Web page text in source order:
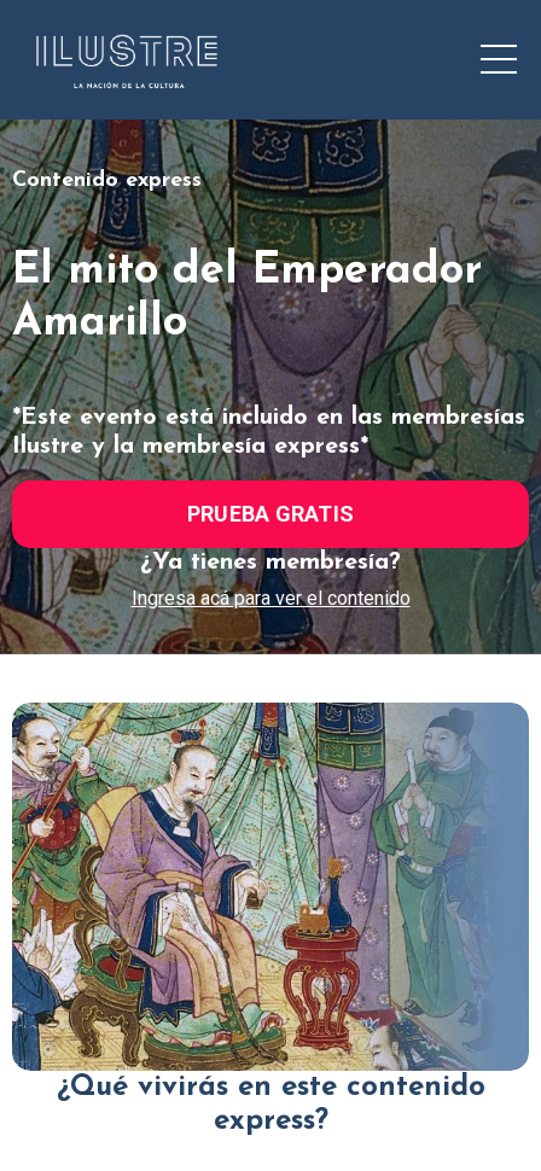
Contenido express
El mito del Emperador
Amarillo
*Este evento está incluido en las membresías
Ilustre y la membresía express*
PRUEBA GRATIS
¿Ya tienes membresía?
Ingresa acá para ver el contenido
¿Qué vivirás en este contenido
express?